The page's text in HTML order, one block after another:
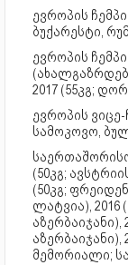
ევროპის
ბუქარესტი,
ევროპის
2017 (55კგ;
ევროპის ვიცე-
სამოკოვო,
(50კგ;
(50კგ;
ლატვია), 2016
აზერბაიჯანი),
აზერბაიჯანი),
მემორიალი;